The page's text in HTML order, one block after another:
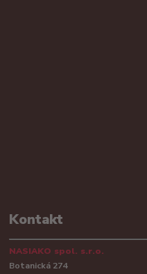
Kontakt
NASIAKO spol. s.r.o.
Botanická 274